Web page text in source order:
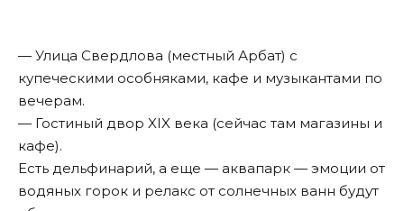
— Улица Свердлова (местный Арбат) с
купеческими особняками, кафе и музыкантами по
вечерам.
— Гостиный двор XIX века (сейчас там магазины и
кафе).
Есть дельфинарий, а еще — аквапарк — эмоции от
водяных горок и релакс от солнечных ванн будут